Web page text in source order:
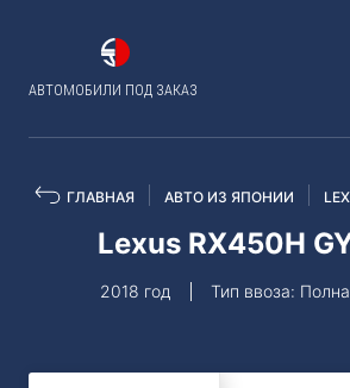
АВТОМОБИЛИ ПОД ЗАКАЗ
ГЛАВНАЯ АВТО ИЗ ЯПОНИИ
Lexus RX450H
2018 год Тип ввоза: